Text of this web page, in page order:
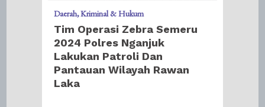
Daerah Kriminal & Hukum
Tim Operasi Zebra Semeru
2024 Polres Nganjuk
Lakukan Patroli Dan
Pantauan Wilayah Rawan
Laka